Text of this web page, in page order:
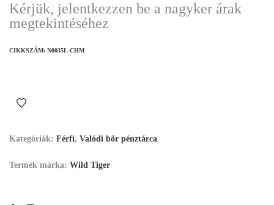
Kérjük, jelentkezzen be a nagyker árak
megtekintéséhez
CIKKSZÁM: N0035L-CHM
Kategóriák: Férfi, Valódi bőr pénztárca
Termék márka: Wild Tiger